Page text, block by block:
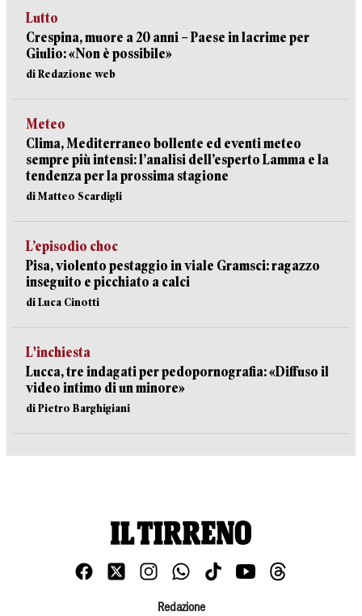
Lutto
Crespina, muore a 20 anni – Paese in lacrime per
Giulio: «Non è possibile»
di Redazione web
Meteo
Clima, Mediterraneo bollente ed eventi meteo
sempre più intensi: l’analisi dell’esperto Lamma e la
tendenza per la prossima stagione
di Matteo Scardigli
L’episodio choc
Pisa, violento pestaggio in viale Gramsci: ragazzo
inseguito e picchiato a calci
di Luca Cinotti
L'inchiesta
Lucca, tre indagati per pedopornografia: «Diffuso il
video intimo di un minore»
di Pietro Barghigiani
Redazione